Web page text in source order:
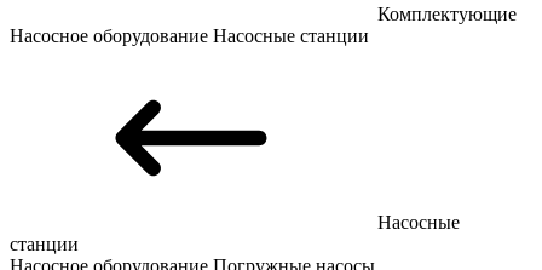
Комплектующие
Насосное оборудование Насосные станции
Насосные
станции
Насосное оборудование Погружные насосы